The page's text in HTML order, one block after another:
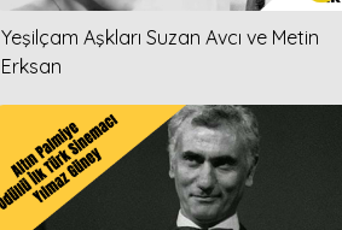
Yeşilçam Aşkları Suzan Avcı ve Metin
Erksan